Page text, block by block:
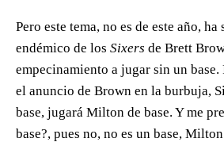
Pero este tema, no es de este año,
endémico de los Sixers de Brett
empecinamiento a jugar sin un
el anuncio de Brown en la burbuja,
base, jugará Milton de base. Y me
base?, pues no, no es un base,